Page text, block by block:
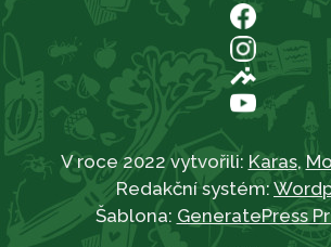
V roce 2022 vytvořili: Karas,
Redakční systém:
Šablona: GeneratePress